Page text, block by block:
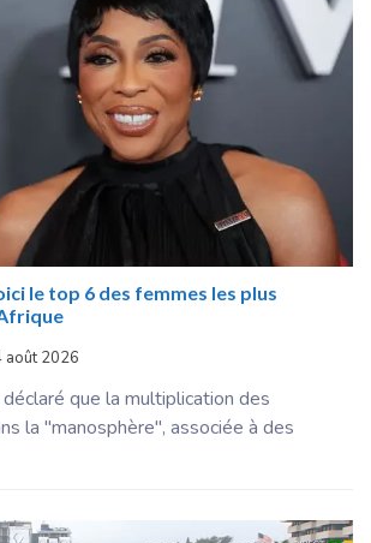
le top 6 des femmes les plus
août 2026
que la multiplication des
la "manosphère", associée à des